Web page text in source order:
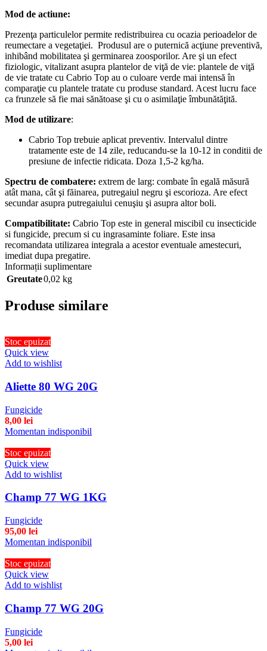
Mod de actiune:
Prezenţa particulelor permite redistribuirea cu ocazia perioadelor de
reumectare a vegetaţiei. Produsul are o puternică acţiune preventivă,
inhibând mobilitatea şi germinarea zoosporilor. Are şi un efect
fiziologic, vitalizant asupra plantelor de viţă de vie: plantele de viţă
de vie tratate cu Cabrio Top au o culoare verde mai intensă în
comparaţie cu plantele tratate cu produse standard. Acest lucru face
ca frunzele să fie mai sănătoase şi cu o asimilaţie îmbunătăţită.
Mod de utilizare:
Cabrio Top trebuie aplicat preventiv. Intervalul dintre
tratamente este de 14 zile, reducandu-se la 10-12 in conditii de
presiune de infectie ridicata. Doza 1,5-2 kg/ha.
Spectru de combatere: extrem de larg: combate în egală măsură
atât mana, cât şi făinarea, putregaiul negru şi escorioza. Are efect
secundar asupra putregaiului cenuşiu şi asupra altor boli.
Compatibilitate: Cabrio Top este in general miscibil cu insecticide
si fungicide, precum si cu ingrasaminte foliare. Este insa
recomandata utilizarea integrala a acestor eventuale amestecuri,
imediat dupa pregatire.
Informații suplimentare
Greutate0,02 kg
Produse similare
Stoc epuizat
Quick view
Add to wishlist
Aliette 80 WG 20G
Fungicide
8,00 lei
Momentan indisponibil
Stoc epuizat
Quick view
Add to wishlist
Champ 77 WG 1KG
Fungicide
95,00 lei
Momentan indisponibil
Stoc epuizat
Quick view
Add to wishlist
Champ 77 WG 20G
Fungicide
5,00 lei